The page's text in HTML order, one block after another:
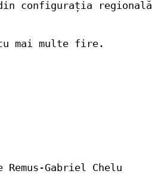
configurația regională
mai multe fire.
Gabriel Chelu